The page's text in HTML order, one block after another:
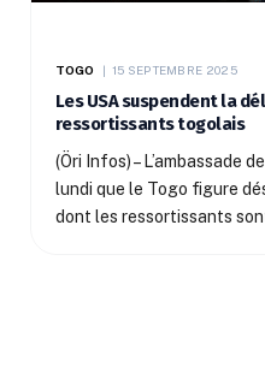
TOGO 15 SEPTEMBRE 2025
Les USA suspendent la
ressortissants togolais
(Öri Infos) – L’ambassade
lundi que le Togo figure
dont les ressortissants